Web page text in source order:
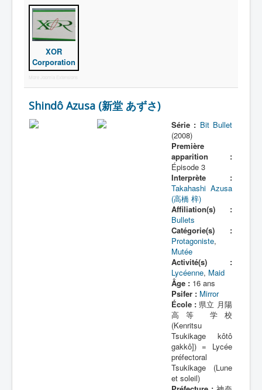
XOR
Corporation
More Joomla Extensions
Shindô Azusa (新堂 あずさ)
Série : Bit Bullet
(2008)
Première
apparition :
Épisode 3
Interprète :
Takahashi Azusa
(高橋 梓)
Affiliation(s) :
Bullets
Catégorie(s) :
Protagoniste,
Mutée
Activité(s) :
Lycéenne, Maid
Âge :16 ans
Psifer : Mirror
École : 県立 月陽
高等 学校
(Kenritsu
Tsukikage kôtô
gakkô]) = Lycée
préfectoral
Tsukikage (Lune
et soleil)